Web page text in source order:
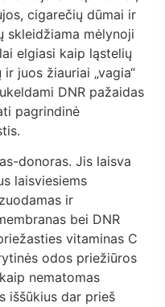
cigarečių dūmai ir
skleidžiama mėlynoji
elgiasi kaip ląstelių
juos žiauriai „vagia“
DNR pažaidas
pagrindinė
donoras. Jis laisva
laisviesiems
ir
bei DNR
vitaminas C
odos priežiūros
nematomas
iššūkius dar prieš